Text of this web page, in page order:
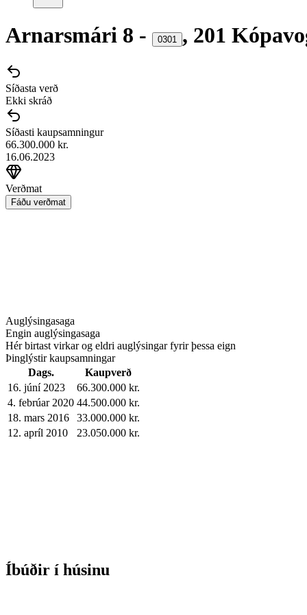
Arnarsmári 8 - 0301 , 201
Síðasta verð
Ekki skráð
Síðasti kaupsamningur
66.300.000 kr.
16.06.2023
Verðmat
Fáðu verðmat
Auglýsingasaga
Engin auglýsingasaga
Hér birtast virkar og eldri auglýsingar fyrir þessa eign
Þinglýstir kaupsamningar
Dags.
Kaupverð
16. júní 2023
66.300.000 kr.
4. febrúar 2020 44.500.000 kr.
18. mars 2016
33.000.000 kr.
12. apríl 2010
23.050.000 kr.
Íbúðir í húsinu